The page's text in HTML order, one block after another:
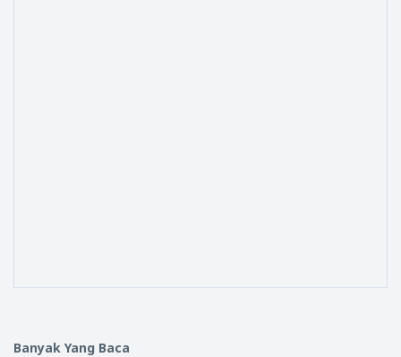
Banyak Yang Baca